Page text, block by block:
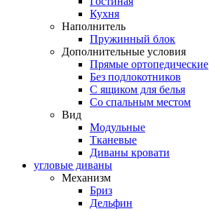
Кухня
Наполнитель
Пружинный блок
Дополнительные условия
Прямые ортопедические
Без подлокотников
С ящиком для белья
Со спальным местом
Вид
Модульные
Тканевые
Диваны кровати
угловые диваны
Механизм
Бриз
Дельфин